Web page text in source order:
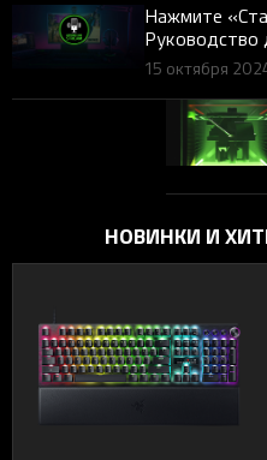
Нажмите
Руководство
начинающих
для геймеров
15 октября
НОВИНКИ И